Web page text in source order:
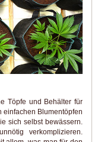
Töpfe und Behälter für
einfachen Blumentöpfen
sich selbst bewässern.
verkomplizieren.